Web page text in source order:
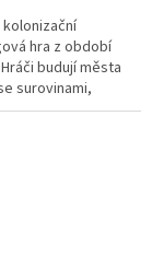
hra z období
budují města
surovinami,
provincie